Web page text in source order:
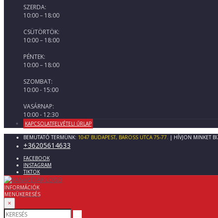
SZERDA:
10:00 – 18:00
CSÜTÖRTÖK:
10:00 – 18:00
PÉNTEK:
10:00 – 18:00
SZOMBAT:
10:00 - 15:00
VASÁRNAP:
10:00 - 12:30
KAPCSOLATFELVÉTELI ŰRLAP
BEMUTATÓ TERMÜNK: 1047 BUDAPEST, BAROSS UTCA 75-77. | HÍVJON MINKET
+36205614633
FACEBOOK
INSTAGRAM
TIKTOK
INFORMÁCIÓK
MENÜKERESÉS
×